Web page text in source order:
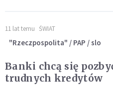
11 lat temu ŚWIAT
"Rzeczpospolita" / PAP / slo
Banki chcą się
trudnych kredytów